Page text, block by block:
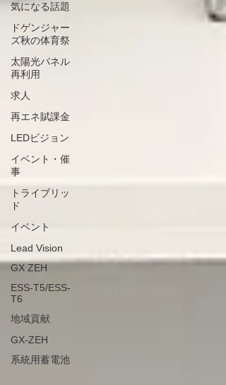
気になる話題
ドゲンジャー
ズ秋の体育祭
太陽光パネル
再利用
求人
再エネ賦課金
LEDビジョン
イベント・催
事
トライブリッ
ド
イベント
Lead Vision
GX ZEH
ESS-T5/ESS-
T6
地域貢献
GX-ZEH
系統用蓄電池